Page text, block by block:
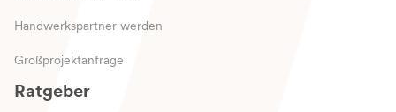
Handwerkspartner werden
Großprojektanfrage
Ratgeber